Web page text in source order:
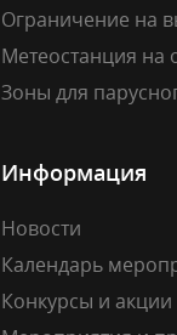
Ограничение на
Метеостанция на
Зоны для
Информация
Новости
Календарь
Конкурсы и акции